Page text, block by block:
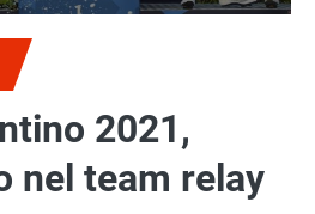
2021,
nel team relay